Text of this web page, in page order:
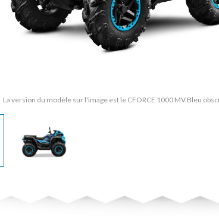
La version du modèle sur l'image est le CFORCE 1000 MV Bleu